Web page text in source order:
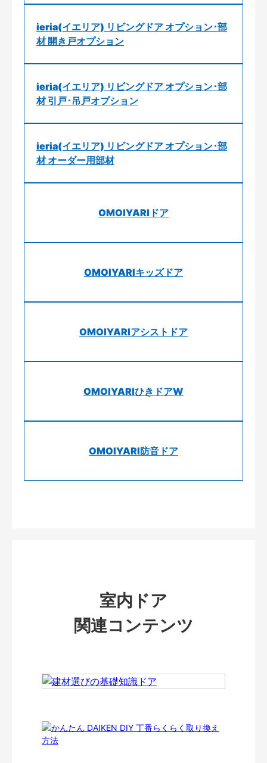
ieria(イエリア) リビングドア オプション･部
材 開き戸オプション
ieria(イエリア) リビングドア オプション･部
材 引戸･吊戸オプション
ieria(イエリア) リビングドア オプション･部
材 オーダー用部材
OMOIYARIドア
OMOIYARIキッズドア
OMOIYARIアシストドア
OMOIYARIひきドアW
OMOIYARI防音ドア
室内ドア
関連コンテンツ